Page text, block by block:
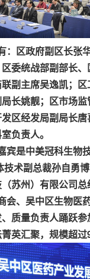
：区政府副区长张
委统战部副部长
副主席吴逸凯；
长姚靓；区市场
区经发局副局长
负责人。
宾是中美冠科生物
技术副总裁孙自勇
苏州）有限公司总
会、吴中区生物医
质量负责人踊跃
英汇聚，规模超过